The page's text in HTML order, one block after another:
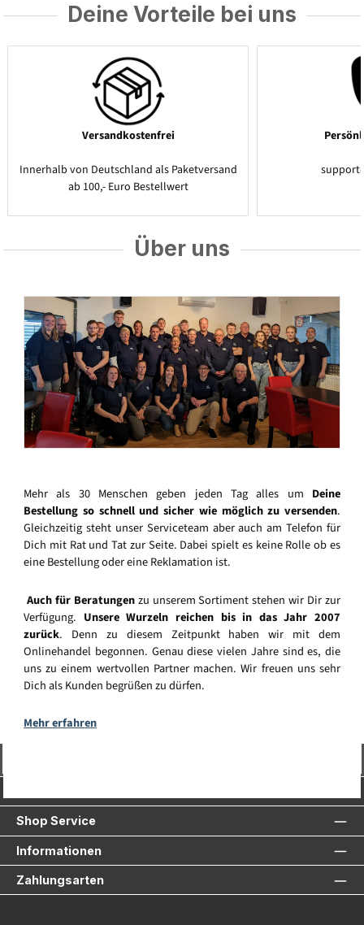
Deine Vorteile bei uns
Versandkostenfrei
Innerhalb von Deutschland als Paketversand
ab 100,- Euro Bestellwert
Über uns
Mehr als 30 Menschen geben jeden Tag alles um Deine
Bestellung so schnell und sicher wie möglich zu versenden.
Gleichzeitig steht unser Serviceteam aber auch am Telefon für
Dich mit Rat und Tat zur Seite. Dabei spielt es keine Rolle ob es
eine Bestellung oder eine Reklamation ist.
Auch für Beratungenzu unserem Sortiment stehen wir Dir zur
Verfügung. Unsere Wurzeln reichen bis in das Jahr 2007
zurück. Denn zu diesem Zeitpunkt haben wir mit dem
Onlinehandel begonnen. Genau diese vielen Jahre sind es, die
uns zu einem wertvollen Partner machen. Wir freuen uns sehr
Dich als Kunden begrüßen zu dürfen.
Mehr erfahren
Shop Service
Informationen
Zahlungsarten